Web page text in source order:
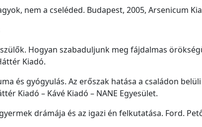
nem a cseléded. Budapest, 2005, Arsenicum
Hogyan szabaduljunk meg fájdalmas
Kiadó.
és gyógyulás. Az erőszak hatása a családon
Kiadó – Kávé Kiadó – NANE Egyesület.
drámája és az igazi én felkutatása. Ford.